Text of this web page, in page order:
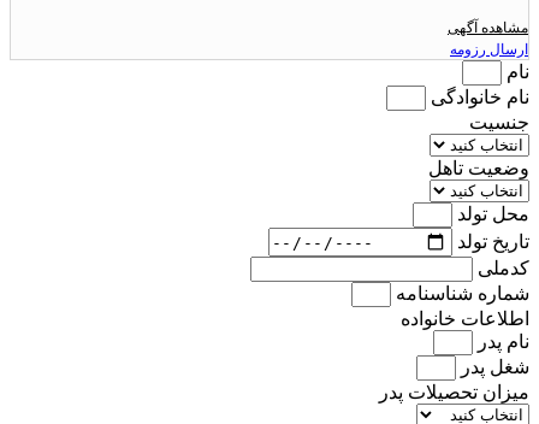
مشاهده آگهی
ارسال رزومه
نام
نام خانوادگی
جنسیت
وضعیت تاهل
محل تولد
تاریخ تولد
کدملی
شماره شناسنامه
اطلاعات خانواده
نام پدر
شغل پدر
میزان تحصیلات پدر